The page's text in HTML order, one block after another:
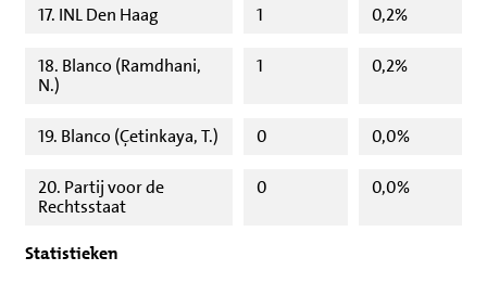
17. INL Den Haag 1 0,2%
18. Blanco (Ramdhani,
N.)
1 0,2%
19. Blanco (Çetinkaya, T.) 0 0,0%
20. Partij voor de
Rechtsstaat
0 0,0%
Statistieken